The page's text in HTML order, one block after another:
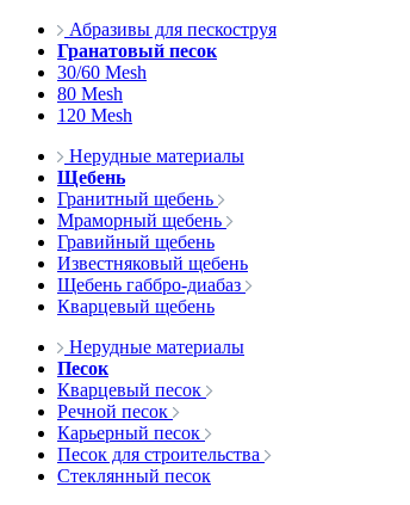
Абразивы для пескоструя
Гранатовый песок
30/60 Mesh
80 Mesh
120 Mesh
Нерудные материалы
Щебень
Гранитный щебень
Мраморный щебень
Гравийный щебень
Известняковый щебень
Щебень габбро-диабаз
Кварцевый щебень
Нерудные материалы
Песок
Кварцевый песок
Речной песок
Карьерный песок
Песок для строительства
Стеклянный песок